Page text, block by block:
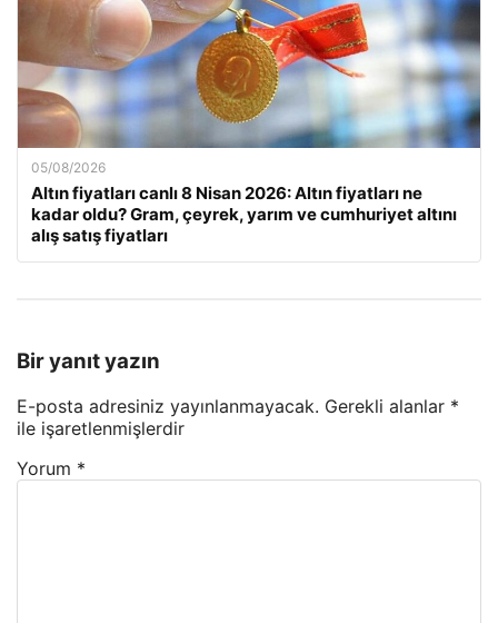
05/08/2026
Altın fiyatları canlı 8 Nisan 2026: Altın fiyatları ne
kadar oldu? Gram, çeyrek, yarım ve cumhuriyet altını
alış satış fiyatları
Bir yanıt yazın
E-posta adresiniz yayınlanmayacak. Gerekli alanlar *
ile işaretlenmişlerdir
Yorum *